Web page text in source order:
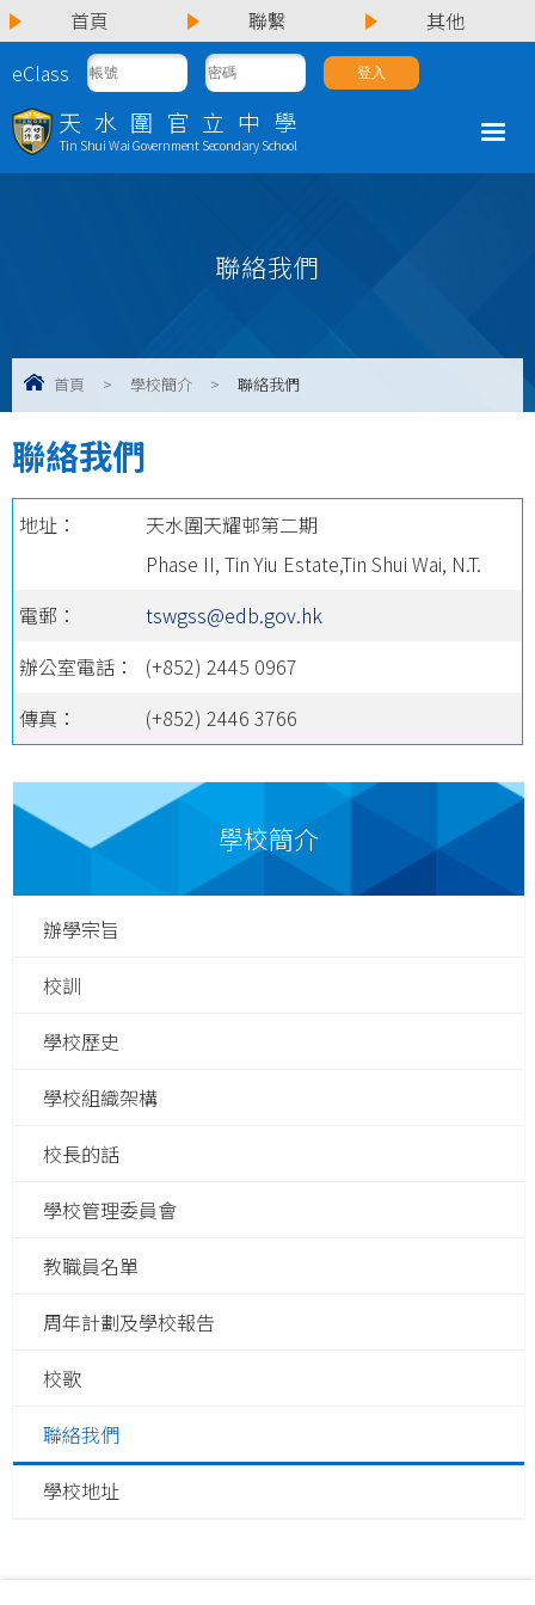
天水圍官立中學
Tin Shui Wai Government Secondary School
首頁 聯繫
其他
eClass
聯絡我們
首頁 > 學校簡介 > 聯絡我們
聯絡我們
地址：
天水圍天耀邨第二期
Phase II, Tin Yiu Estate,Tin Shui Wai, N.T.
電郵：
tswgss@edb.gov.hk
辦公室電話：
(+852) 2445 0967
傳真：
(+852) 2446 3766
學校簡介
辦學宗旨
校訓
學校歷史
學校組織架構
校長的話
學校管理委員會
教職員名單
周年計劃及學校報告
校歌
聯絡我們
學校地址